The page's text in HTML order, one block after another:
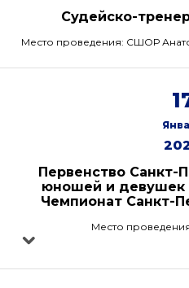
Судейско-
Место проведения: СШОР
Первенство Санкт-
юношей и девушек
Чемпионат Санкт-
Место